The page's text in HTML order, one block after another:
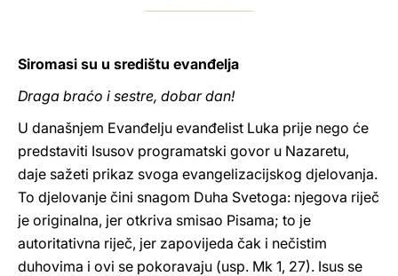
Siromasi su u središtu evanđelja
Draga braćo i sestre, dobar dan!
U današnjem Evanđelju evanđelist Luka prije nego će
predstaviti Isusov programatski govor u Nazaretu,
daje sažeti prikaz svoga evangelizacijskog djelovanja.
To djelovanje čini snagom Duha Svetoga: njegova riječ
je originalna, jer otkriva smisao Pisama; to je
autoritativna riječ, jer zapovijeda čak i nečistim
duhovima i ovi se pokoravaju (usp. Mk 1, 27). Isus se